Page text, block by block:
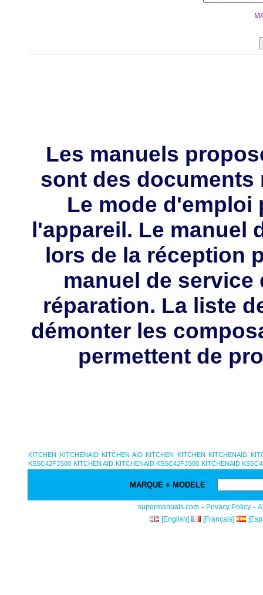
Les manuels
sont des documents
Le mode d'emploi
l'appareil. Le manuel
lors de la réception
manuel de
réparation. La liste
démonter les
permettent de
KITCHEN KITCHENAID KITCHEN AID KITCHEN KITCHEN KITCHENAID
KSSC42FJS00 KITCHEN AID KITCHENAID KSSC42FJS00 KITCHENAID
MARQUE + MODELE
supermanuals.com - Privacy Policy -
[English]
[Français]